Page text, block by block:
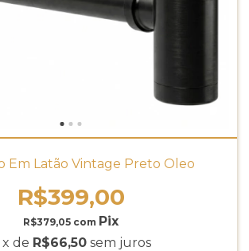
Em Latão Vintage Preto Óleo
R$399,00
R$379,05 com
x de R$66,50 sem juros